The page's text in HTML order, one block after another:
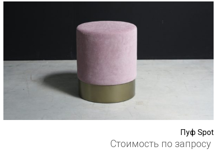
Пуф Spot
Стоимость по запросу